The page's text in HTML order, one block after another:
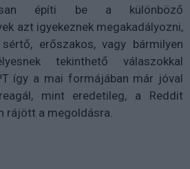
építi be a különböző
azt igyekeznek megakadályozni,
erőszakos, vagy bármilyen
tekinthető válaszokkal
így a mai formájában már jóval
mint eredetileg, a Reddit
rájött a megoldásra.